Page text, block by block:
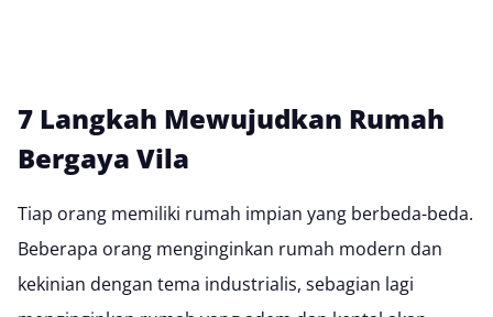
7 Langkah Mewujudkan Rumah
Bergaya Vila
Tiap orang memiliki rumah impian yang berbeda-beda.
Beberapa orang menginginkan rumah modern dan
kekinian dengan tema industrialis, sebagian lagi